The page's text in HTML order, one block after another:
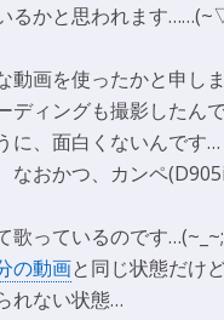
るかと思われます
動画を使ったかと申しま
ディングも撮影したんで
に、面白くないんです…
なおかつ、カンペ
歌っているのです
の動画と同じ状態だけど
れない状態…